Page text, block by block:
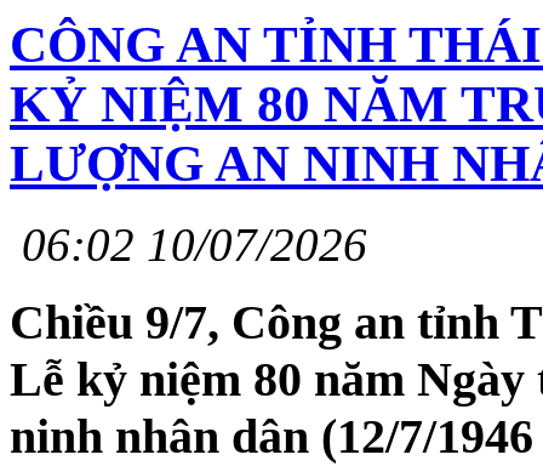
CÔNG AN TỈNH
KỶ NIỆM 80 NĂM
LƯỢNG AN NINH
06:02 10/07/2026
Chiều 9/7, Công an tỉnh
Lễ kỷ niệm 80 năm
ninh nhân dân (12/7/